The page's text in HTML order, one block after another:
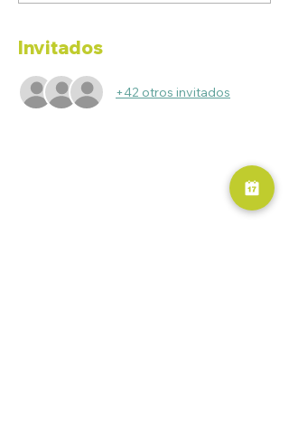
Invitados
+42 otros invitados